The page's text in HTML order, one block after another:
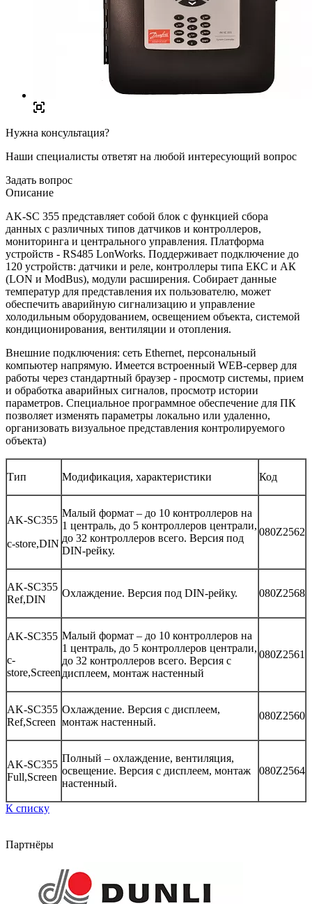
Нужна консультация?
Наши специалисты ответят на любой интересующий вопрос
Задать вопрос
Описание
AK-SC 355 представляет собой блок с функцией сбора
данных с различных типов датчиков и контроллеров,
мониторинга и центрального управления. Платформа
устройств - RS485 LonWorks. Поддерживает подключение до
120 устройств: датчики и реле, контроллеры типа ЕКС и АК
(LON и ModBus), модули расширения. Собирает данные
температур для представления их пользователю, может
обеспечить аварийную сигнализацию и управление
холодильным оборудованием, освещением объекта, системой
кондиционирования, вентиляции и отопления.
Внешние подключения: сеть Ethernet, персональный
компьютер напрямую. Имеется встроенный WEB-сервер для
работы через стандартный браузер - просмотр системы, прием
и обработка аварийных сигналов, просмотр истории
параметров. Специальное программное обеспечение для ПК
позволяет изменять параметры локально или удаленно,
организовать визуальное представления контролируемого
объекта)
Тип Модификация, характеристики Код
AK-SC355
c-store,DIN
Малый формат – до 10 контроллеров на
1 централь, до 5 контроллеров централи,
до 32 контроллеров всего. Версия под
DIN-рейку.
080Z2562
AK-SC355
Ref,DIN
Охлаждение. Версия под DIN-рейку. 080Z2568
AK-SC355
c-
store,Screen
Малый формат – до 10 контроллеров на
1 централь, до 5 контроллеров централи,
до 32 контроллеров всего. Версия с
дисплеем, монтаж настенный
080Z2561
AK-SC355
Ref,Screen
Охлаждение. Версия с дисплеем,
монтаж настенный.
080Z2560
AK-SC355
Full,Screen
Полный – охлаждение, вентиляция,
освещение. Версия с дисплеем, монтаж
настенный.
080Z2564
К списку
Партнёры